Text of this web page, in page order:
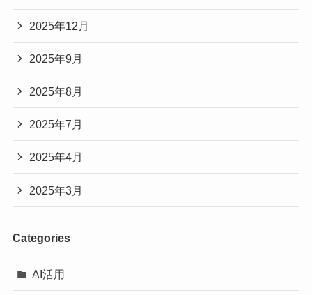
2025年12月
2025年9月
2025年8月
2025年7月
2025年4月
2025年3月
Categories
AI活用